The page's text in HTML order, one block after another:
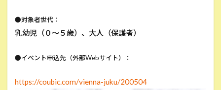
●対象者世代：
乳幼児（０～５歳）、大人（保護者）
●イベント申込先（外部Webサイト）：
https://coubic.com/vienna-juku/200504